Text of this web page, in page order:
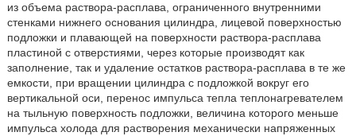
из объема раствора-расплава, ограниченного внутренними
стенками нижнего основания цилиндра, лицевой поверхностью
подложки и плавающей на поверхности раствора-расплава
пластиной с отверстиями, через которые производят как
заполнение, так и удаление остатков раствора-расплава в те же
емкости, при вращении цилиндра с подложкой вокруг его
вертикальной оси, перенос импульса тепла теплонагревателем
на тыльную поверхность подложки, величина которого меньше
импульса холода для растворения механически напряженных